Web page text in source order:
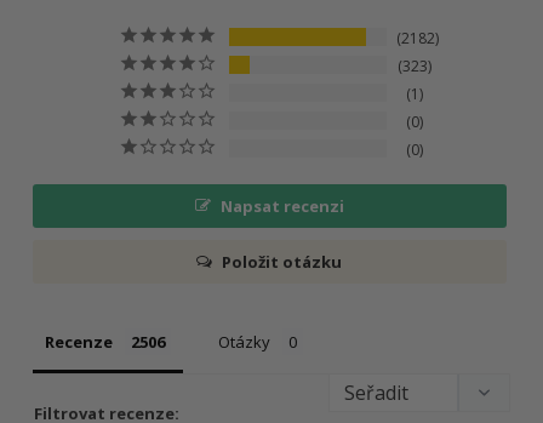
2182
323
1
0
0
Napsat recenzi
Položit otázku
Recenze Otázky
Filtrovat recenze: